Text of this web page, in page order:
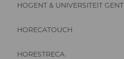
HOGENT & UNIVERSITEIT GENT
HORECATOUCH
HORESTRECA